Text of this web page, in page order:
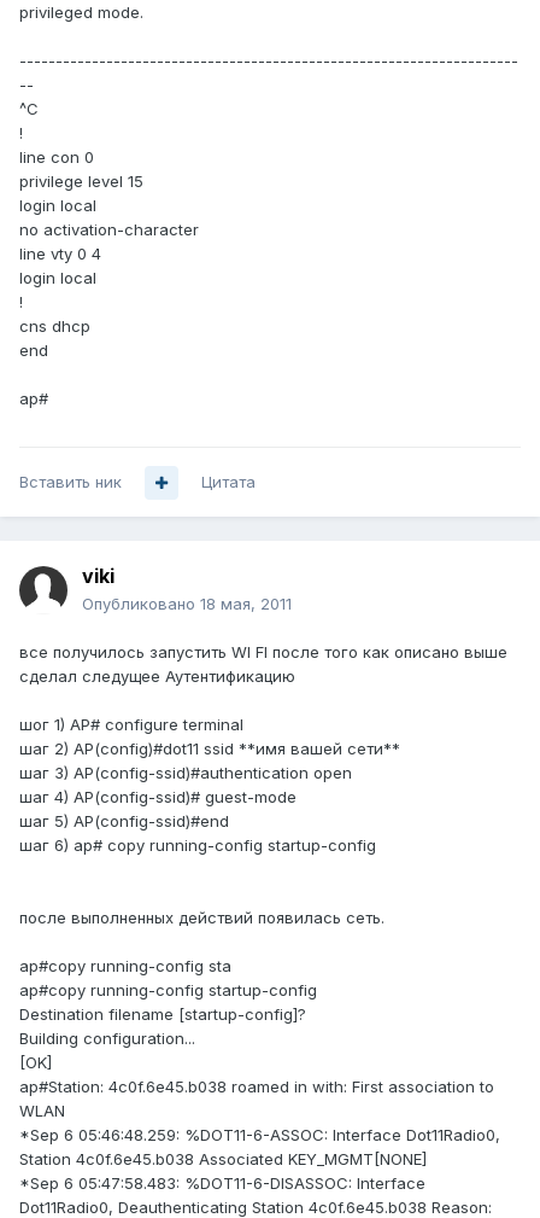
privileged mode.
---------------------------------------------------------------------
--
^C
!
line con 0
privilege level 15
login local
no activation-character
line vty 0 4
login local
!
cns dhcp
end
ap#
Вставить ник Цитата
viki
Опубликовано 18 мая, 2011
все получилось запустить WI FI после того как описано выше
сделал следущее Аутентификацию
шог 1) AP# configure terminal
шаг 2) AP(config)#dot11 ssid **имя вашей сети**
шаг 3) AP(config-ssid)#authentication open
шаг 4) AP(config-ssid)# guest-mode
шаг 5) AP(config-ssid)#end
шаг 6) ap# copy running-config startup-config
после выполненных действий появилась сеть.
ap#copy running-config sta
ap#copy running-config startup-config
Destination filename [startup-config]?
Building configuration...
[OK]
ap#Station: 4c0f.6e45.b038 roamed in with: First association to
WLAN
*Sep 6 05:46:48.259: %DOT11-6-ASSOC: Interface Dot11Radio0,
Station 4c0f.6e45.b038 Associated KEY_MGMT[NONE]
*Sep 6 05:47:58.483: %DOT11-6-DISASSOC: Interface
Dot11Radio0, Deauthenticating Station 4c0f.6e45.b038 Reason: